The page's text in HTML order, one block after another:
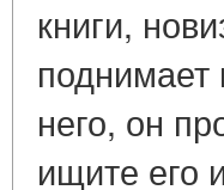
книги,
него, он
ищите его